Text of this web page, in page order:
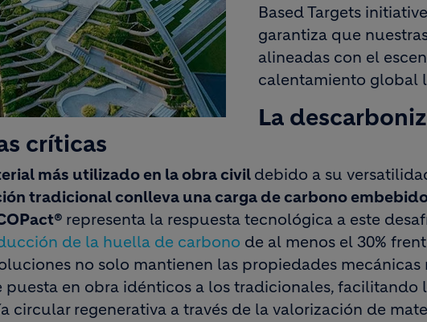
Based Targets
garantiza que
alineadas con el
calentamiento global
La
críticas
más utilizado en la obra civil debido a su
tradicional conlleva una carga de carbono
representa la respuesta tecnológica a este
de la huella de carbono de al menos el 30%
no solo mantienen las propiedades mecánicas
puesta en obra idénticos a los tradicionales, facilitando
circular regenerativa a través de la valorización de